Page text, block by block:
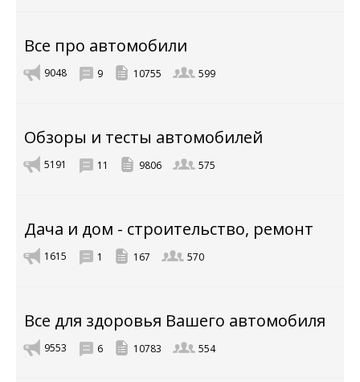
Все про автомобили
9048 9 10755 599
Обзоры и тесты автомобилей
5191 11 9806 575
Дача и дом - строительство, ремонт
1615 1 167 570
Все для здоровья Вашего автомобиля
9553 6 10783 554